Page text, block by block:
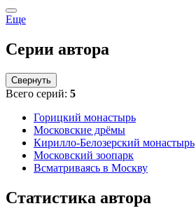
Еще
Серии автора
Свернуть
Всего серий: 5
Горицкий монастырь
Московские дрёмы
Кирилло-Белозерский монастырь
Московский зоопарк
Всматриваясь в Москву
Статистика автора